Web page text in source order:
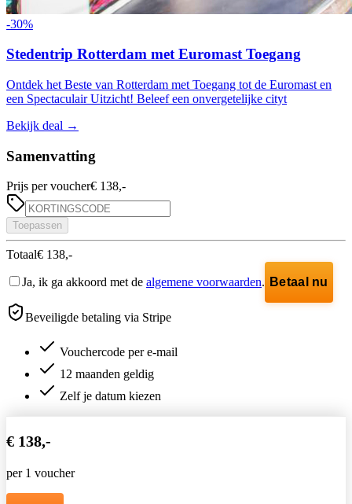
-30%
Stedentrip Rotterdam met Euromast Toegang
Ontdek het Beste van Rotterdam met Toegang tot de Euromast en
een Spectaculair Uitzicht! Beleef een onvergetelijke cityt
Bekijk deal →
Samenvatting
Prijs per voucher€ 138,-
Toepassen
Totaal€ 138,-
Ja, ik ga akkoord met de algemene voorwaarden. Betaal nu
Beveiligde betaling via Stripe
Vouchercode per e-mail
12 maanden geldig
Zelf je datum kiezen
€ 138,-
per 1 voucher